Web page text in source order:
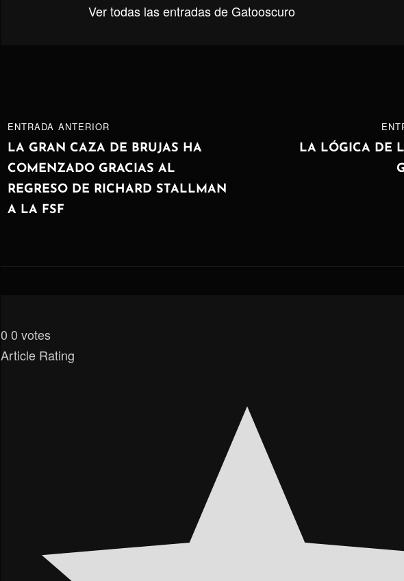
Ver todas las entradas de Gatooscuro
Navegación
de
entradas
ENTRADA
ANTERIOR
ENTRADA ANTERIOR
LA GRAN CAZA DE BRUJAS HA
COMENZADO GRACIAS AL
REGRESO DE RICHARD STALLMAN
A LA FSF
SIGUIENTELA LÓGICA DE
0 0 votes
Article Rating